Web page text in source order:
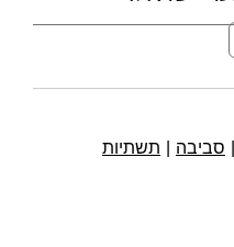
סביבה תשתיות